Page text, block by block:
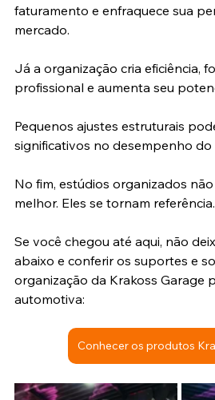
faturamento e enfraquece sua
mercado.
Já a organização cria eficiência,
profissional e aumenta seu
Pequenos ajustes estruturais
significativos no desempenho do
No fim, estúdios organizados
melhor. Eles se tornam referência.
Se você chegou até aqui, não
abaixo e conferir os suportes e
organização da Krakoss Garage
automotiva:
Conhecer os produtos